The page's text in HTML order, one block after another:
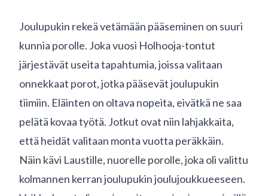
Joulupukin rekeä vetämään pääseminen on suuri
kunnia porolle. Joka vuosi Holhooja-tontut
järjestävät useita tapahtumia, joissa valitaan
onnekkaat porot, jotka pääsevät joulupukin
tiimiin. Eläinten on oltava nopeita, eivätkä ne saa
pelätä kovaa työtä. Jotkut ovat niin lahjakkaita,
että heidät valitaan monta vuotta peräkkäin.
Näin kävi Laustille, nuorelle porolle, joka oli valittu
kolmannen kerran joulupukin joulujoukkueeseen.